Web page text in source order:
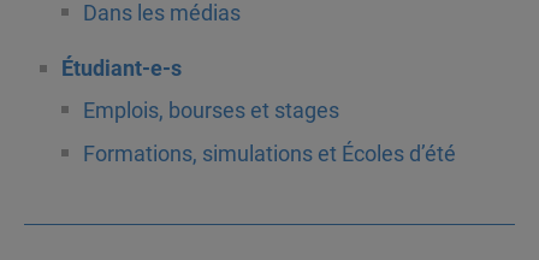
Dans les médias
Étudiant-e-s
Emplois, bourses et stages
Formations, simulations et Écoles d’été